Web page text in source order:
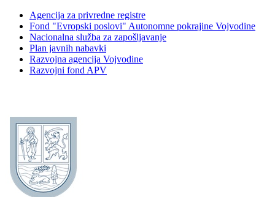
Agencija za privredne registre
Fond "Evropski poslovi" Autonomne pokrajine Vojvodine
Nacionalna služba za zapošljavanje
Plan javnih nabavki
Razvojna agencija Vojvodine
Razvojni fond APV